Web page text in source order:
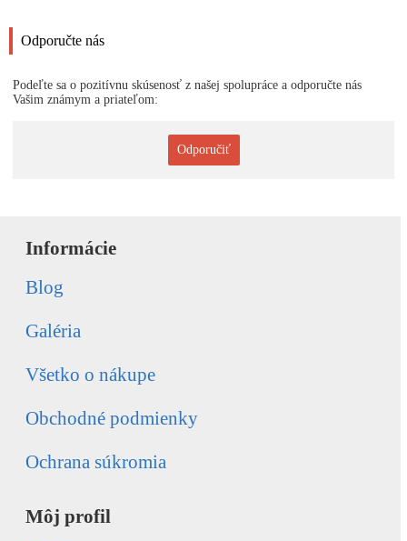
Odporučte nás
Podeľte sa o pozitívnu skúsenosť z našej spolupráce a odporučte nás
Vašim známym a priateľom:
Odporučiť
Informácie
Blog
Galéria
Všetko o nákupe
Obchodné podmienky
Ochrana súkromia
Môj profil